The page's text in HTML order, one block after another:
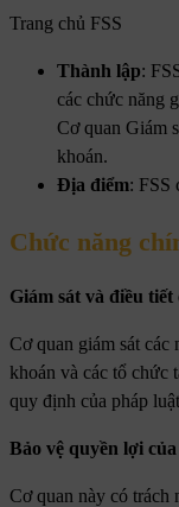
Trang chủ FSS
Thành lập:
các chức năng
Cơ quan Giám
khoán.
Địa điểm: FSS
Chức năng
Giám sát và điều
Cơ quan giám sát các
khoán và các tổ chức
quy định của pháp
Bảo vệ quyền lợi
Cơ quan này có trách